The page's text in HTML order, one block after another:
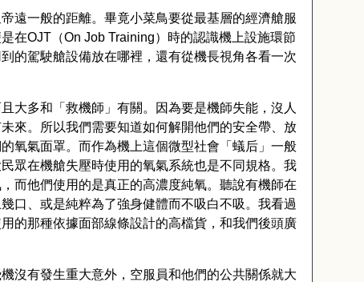
遠一般的距離。畢竟小菜鳥要從最基層的經濟艙服
在OJT（On Job Training）時的認識機上設施環節
的駕駛艙設備放在哪裡，還有從機長視角各看一次
大多和「救機師」有關。因為要是機師失能，沒人
來。所以我們需要知道如何解開他們的安全帶、放
氧氣面罩。而作為機上這個微型社會「蟻后」一般
眾在機艙失壓時使用的氧氣系統也是不同規格。我
而他們使用的是真正的高濃度純氧。聽說有機師在
口、或是純粹為了強身健體而不吸白不吸。我看過
的那種依據面部線條設計的高檔貨，和我們後頭廣
沒有發生重大意外，空服員和他們的公共關係就大